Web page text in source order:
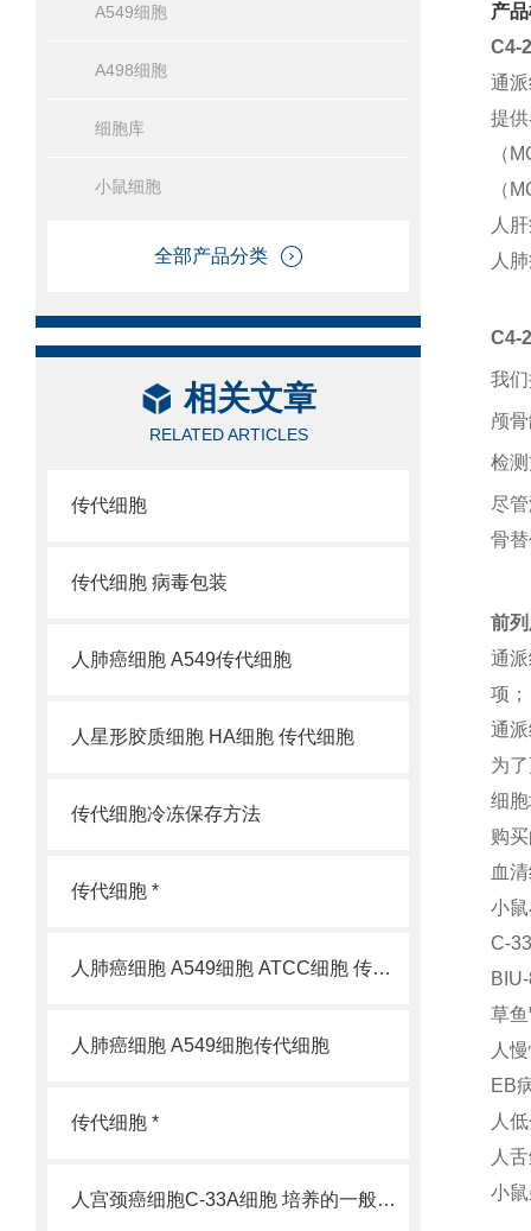
A549细胞
A498细胞
细胞库
小鼠细胞
全部产品分类
相关文章
RELATED ARTICLES
传代细胞
传代细胞 病毒包装
人肺癌细胞 A549传代细胞
人星形胶质细胞 HA细胞 传代细胞
传代细胞冷冻保存方法
传代细胞 *
人肺癌细胞 A549细胞 ATCC细胞 传代细胞
人肺癌细胞 A549细胞传代细胞
传代细胞 *
人宫颈癌细胞C-33A细胞 培养的一般过程
产
C4-
通
提
（
（
人
人
C4-
我
颅
检
尽
骨
前
通
项；
通
为
细
购
血
小
C-
草
人
EB
人
人
小